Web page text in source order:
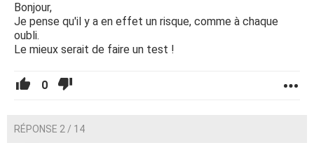
Bonjour,
Je pense qu'il y a en effet un risque, comme à chaque
oubli.
Le mieux serait de faire un test !
0
RÉPONSE 2 / 14